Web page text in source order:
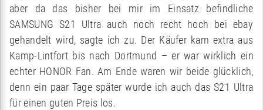
aber da das bisher bei mir im Einsatz befindliche
SAMSUNG S21 Ultra auch noch recht hoch bei ebay
gehandelt wird, sagte ich zu. Der Käufer kam extra aus
Kamp-Lintfort bis nach Dortmund – er war wirklich ein
echter HONOR Fan. Am Ende waren wir beide glücklich,
denn ein paar Tage später wurde ich auch das S21 Ultra
für einen guten Preis los.